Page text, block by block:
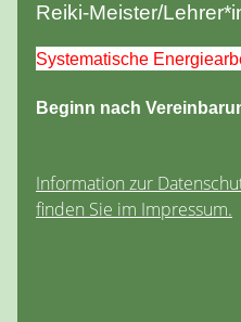
Reiki-Meister/
Systematische
Beginn nach
Information zur
finden Sie im Impressum.